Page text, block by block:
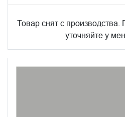
Товар снят с производства.
уточняйте у